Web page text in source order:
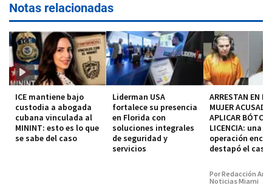
Notas relacionadas
ICE mantiene bajo
custodia a abogada
cubana vinculada al
MININT: esto es lo que
se sabe del caso
Liderman USA
fortalece su presencia
en Florida con
soluciones integrales
de seguridad y
servicios
ARRESTAN EN
MUJER
APLICAR BÓTOX
LICENCIA: una
operación
destapó el caso
Por Redacción
Noticias Miami